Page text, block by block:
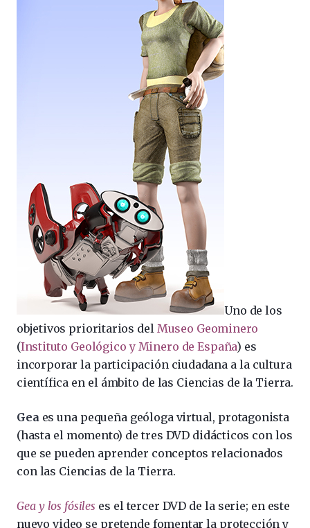
Uno de los
objetivos prioritarios del Museo Geominero
(Instituto Geológico y Minero de España) es
incorporar la participación ciudadana a la cultura
científica en el ámbito de las Ciencias de la Tierra.
Geaes una pequeña geóloga virtual, protagonista
(hasta el momento) de tres DVD didácticos con los
que se pueden aprender conceptos relacionados
con las Ciencias de la Tierra.
Gea y los fósiles es el tercer DVD de la serie; en este
nuevo video se pretende fomentar la protección y